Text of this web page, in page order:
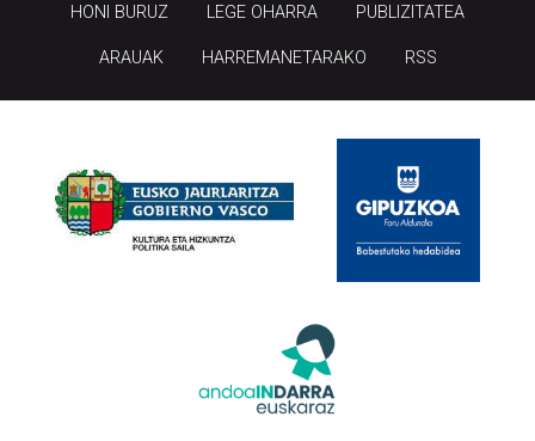
HONI BURUZ LEGE OHARRA PUBLIZITATEA
ARAUAK HARREMANETARAKO RSS